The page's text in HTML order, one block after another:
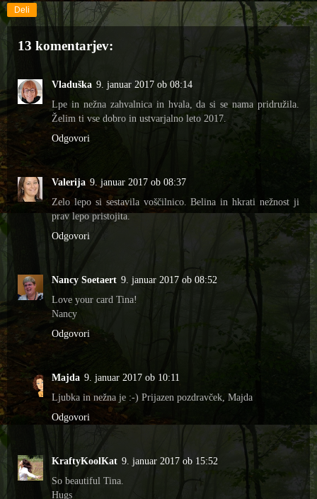
Deli
13 komentarjev:
Vladuška 9. januar 2017 ob 08:14
Lpe in nežna zahvalnica in hvala, da si se nama pridružila.
Želim ti vse dobro in ustvarjalno leto 2017.
Odgovori
Valerija 9. januar 2017 ob 08:37
Zelo lepo si sestavila voščilnico. Belina in hkrati nežnost ji
prav lepo pristojita.
Odgovori
Nancy Soetaert 9. januar 2017 ob 08:52
Love your card Tina!
Nancy
Odgovori
Majda 9. januar 2017 ob 10:11
Ljubka in nežna je :-) Prijazen pozdravček, Majda
Odgovori
KraftyKoolKat 9. januar 2017 ob 15:52
So beautiful Tina.
Hugs